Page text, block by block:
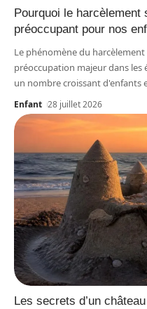
Pourquoi le
préoccupant pour nos
Le phénomène du
préoccupation majeur dans
un nombre croissant d'enfants
Enfant 28 juillet 2026
Les secrets d’un